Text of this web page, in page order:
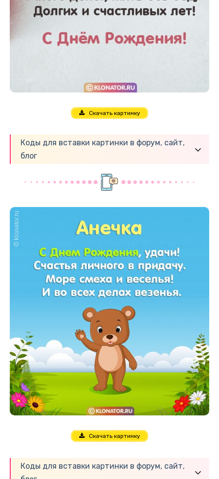
Скачать картинку
Коды для вставки картинки в форум, сайт,
блог
Скачать картинку
Коды для вставки картинки в форум, сайт,